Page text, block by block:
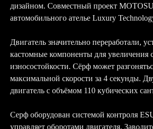
дизайном. Совместный проект
автомобильного ателье Luxury
Двигатель значительно переработали,
кастомные компоненты для увеличения
износостойкости. Сёрф может
максимальной скорости за 4 секунды.
двигатель с объёмом 110 кубических
Серф оборудован системой контроля
управляет оборотами двигателя.